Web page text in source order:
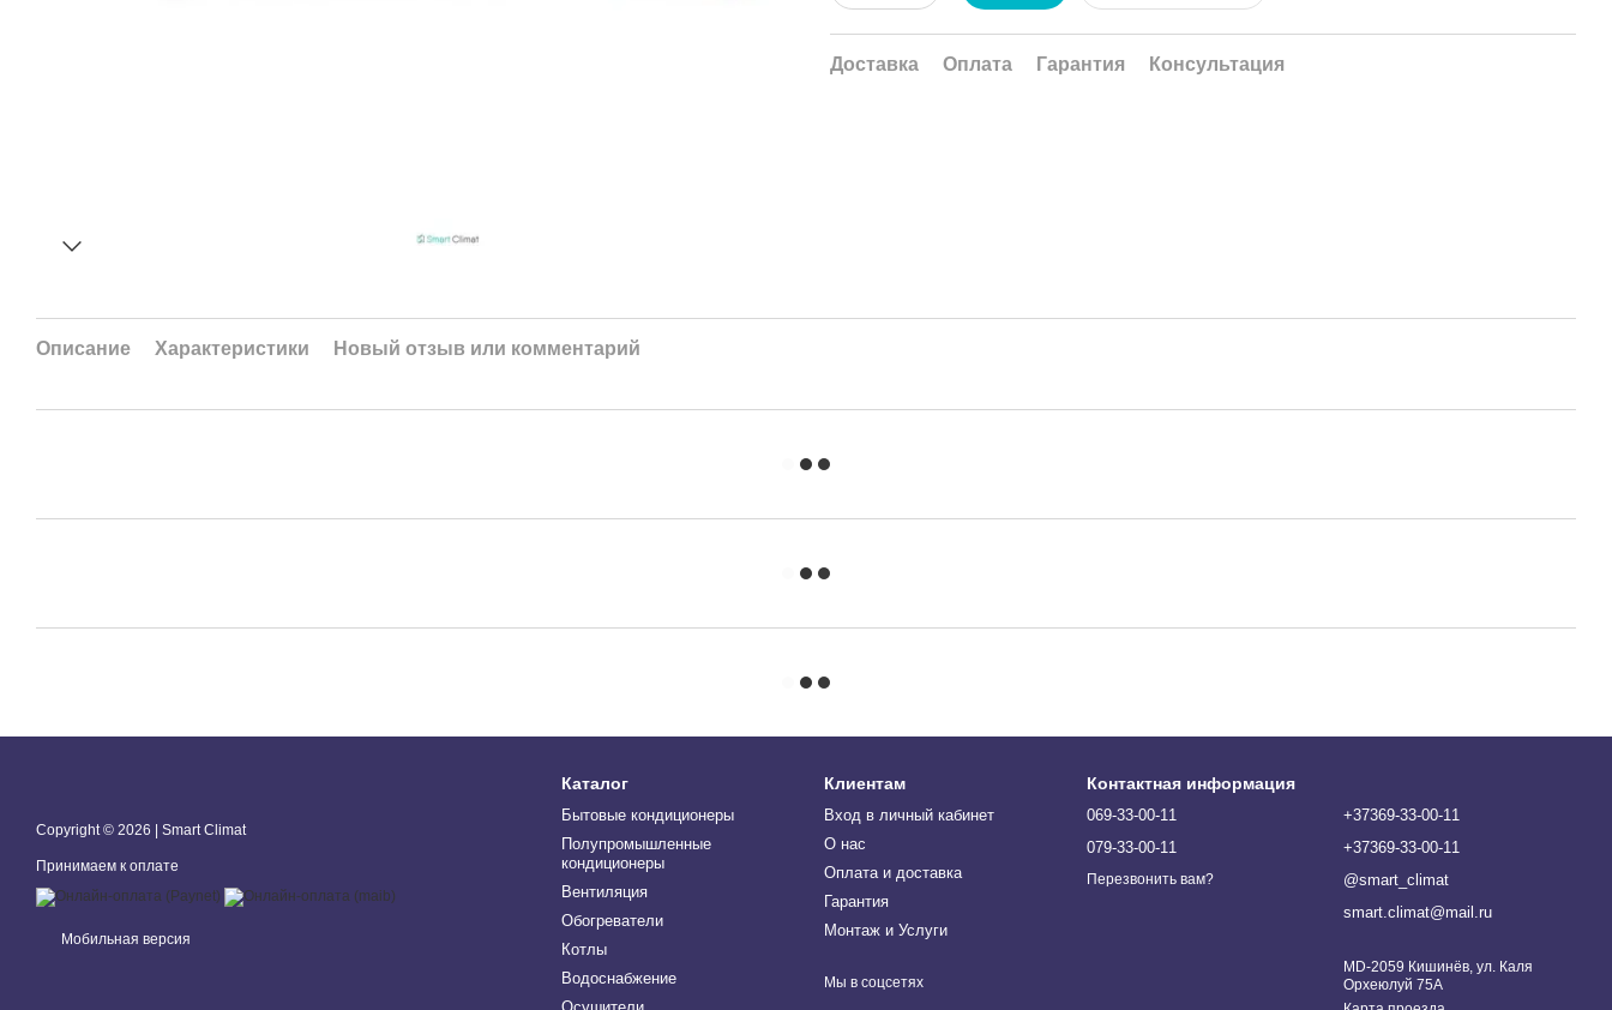
Доставка Оплата Гарантия Консультация
Описание Характеристики Новый отзыв или комментарий
Copyright © 2026 | Smart Climat
Принимаем к оплате
Мобильная версия
Каталог
Бытовые кондиционеры
Полупромышленные
кондиционеры
Вентиляция
Обогреватели
Котлы
Водоснабжение
Клиентам
Вход в личный кабинет
О нас
Оплата и доставка
Гарантия
Монтаж и Услуги
Мы в соцсетях
Контактная информация
069-33-00-11
079-33-00-11
Перезвонить вам?
+37369-33-00-11
+37369-33-00-11
@smart_climat
smart.climat@mail.ru
MD-2059 Кишинёв, ул. Каля
Орхеюлуй 75A